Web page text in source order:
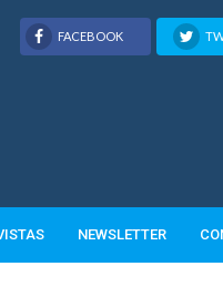
FACEBOOK
NEWSLETTER